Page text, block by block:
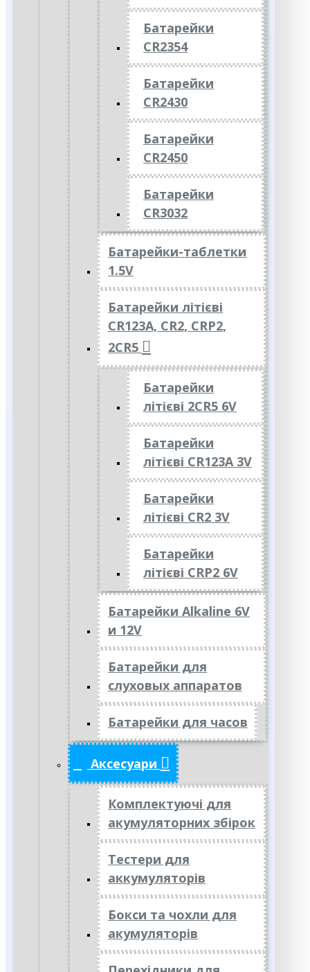
Батарейки
CR2354
Батарейки
CR2430
Батарейки
CR2450
Батарейки
CR3032
Батарейки-таблетки
1.5V
Батарейки літієві
CR123A, CR2, CRP2,
2CR5
Батарейки
літієві 2CR5 6V
Батарейки
літієві CR123A 3V
Батарейки
літієві CR2 3V
Батарейки
літієві CRP2 6V
Батарейки Alkaline 6V
и 12V
Батарейки для
слуховых аппаратов
Батарейки для часов
Аксесуари
Комплектуючі для
акумуляторних збірок
Тестери для
аккумуляторів
Бокси та чохли для
акумуляторів